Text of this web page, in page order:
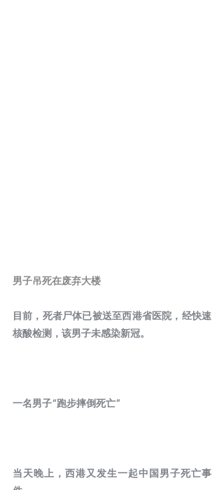
男子吊死在废弃大楼
目前，死者尸体已被送至西港省医院，经快速
核酸检测，该男子未感染新冠。
一名男子“跑步摔倒死亡”
当天晚上，西港又发生一起中国男子死亡事